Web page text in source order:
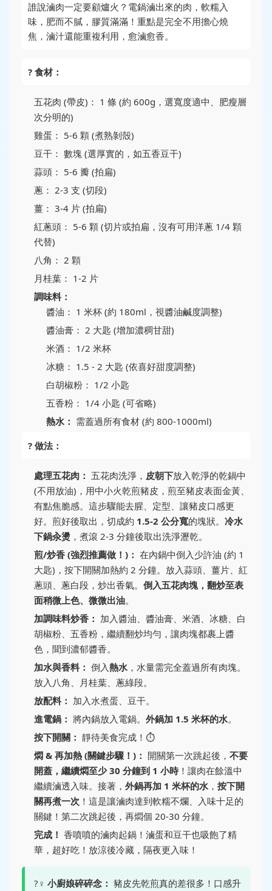
誰說滷肉一定要顧爐火？電鍋滷出來的肉，軟糯入
味，肥而不膩，膠質滿滿！重點是完全不用擔心燒
焦，滷汁還能重複利用，愈滷愈香。
? 食材：
五花肉 (帶皮)： 1 條 (約 600g，選寬度適中、肥瘦層
次分明的)
雞蛋： 5-6 顆 (煮熟剝殼)
豆干： 數塊 (選厚實的，如五香豆干)
蒜頭： 5-6 瓣 (拍扁)
蔥： 2-3 支 (切段)
薑： 3-4 片 (拍扁)
紅蔥頭： 5-6 顆 (切片或拍扁，沒有可用洋蔥 1/4 顆
代替)
八角： 2 顆
月桂葉： 1-2 片
調味料：
醬油： 1 米杯 (約 180ml，視醬油鹹度調整)
醬油膏： 2 大匙 (增加濃稠甘甜)
米酒： 1/2 米杯
冰糖： 1.5 - 2 大匙 (依喜好甜度調整)
白胡椒粉： 1/2 小匙
五香粉： 1/4 小匙 (可省略)
熱水： 需蓋過所有食材 (約 800-1000ml)
? 做法：
處理五花肉： 五花肉洗淨， 皮朝下放入乾淨的乾鍋中
(不用放油)，用中小火乾煎豬皮，煎至豬皮表面金黃、
有點焦脆感。這步驟能去腥、定型、讓豬皮口感更
好。煎好後取出，切成約 1.5-2 公分寬的塊狀。 冷水
下鍋汆燙 ，煮滾 2-3 分鐘後取出洗淨瀝乾。
煎/炒香 (強烈推薦做！)： 在內鍋中倒入少許油 (約 1
大匙)，按下開關加熱約 2 分鐘。放入蒜頭、薑片、紅
蔥頭、蔥白段，炒出香氣。 倒入五花肉塊，翻炒至表
面稍微上色、微微出油。
加調味料炒香： 加入醬油、醬油膏、米酒、冰糖、白
胡椒粉、五香粉，繼續翻炒均勻，讓肉塊都裹上醬
色，聞到濃郁醬香。
加水與香料： 倒入熱水 ，水量需完全蓋過所有肉塊。
放入八角、月桂葉、蔥綠段。
放配料： 加入水煮蛋、豆干。
進電鍋： 將內鍋放入電鍋。 外鍋加 1.5 米杯的水。
按下開關： 靜待美食完成！⏱️
燜 & 再加熱 (關鍵步驟！)： 開關第一次跳起後， 不要
開蓋，繼續燜至少 30 分鐘到 1 小時！讓肉在餘溫中
繼續滷透入味。接著， 外鍋再加 1 米杯的水 ， 按下開
關再煮一次 ！這是讓滷肉達到軟糯不爛、入味十足的
關鍵！第二次跳起後，再燜個 20-30 分鐘。
完成！ 香噴噴的滷肉起鍋！滷蛋和豆干也吸飽了精
華，超好吃！放涼後冷藏，隔夜更入味！
?‍♀️ 小廚娘碎碎念： 豬皮先乾煎真的差很多！口感升